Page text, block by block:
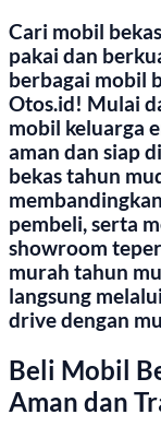
Cari mobil
pakai dan
berbagai mobil
Otos.id! Mulai
mobil keluarga
aman dan siap
bekas tahun
pembeli, serta
showroom
murah tahun
langsung
drive dengan
Beli Mobil
Aman dan